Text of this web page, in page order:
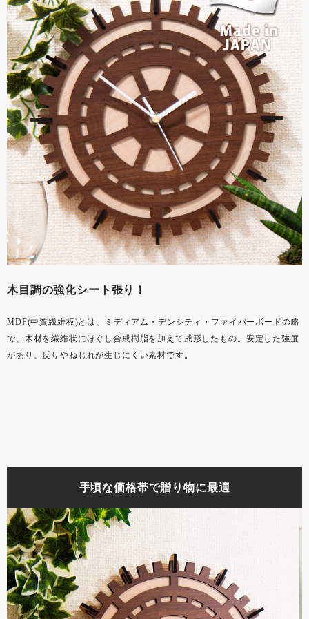
木目調の強化シート張り！
MDF(中質繊維板)とは、ミディアム・デンシティ・ファイバーボードの略
で、木材を繊維状にほぐし合成樹脂を加えて成形したもの。安定した強度
があり、反りやねじれが生じにくい素材です。
手頃な価格帯で贈り物に最適